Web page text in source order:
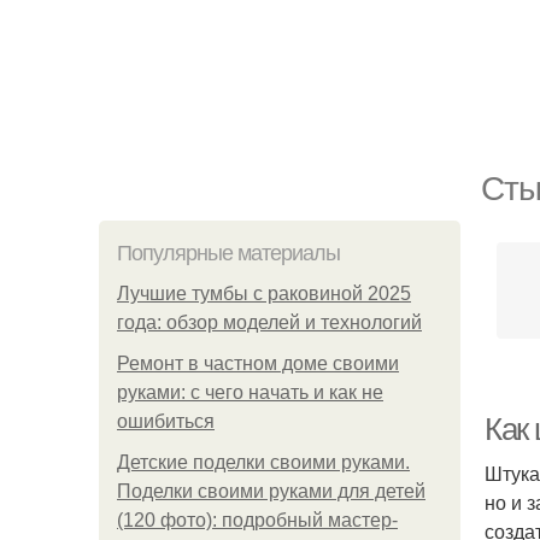
Популярные материалы
Лучшие тумбы с раковиной 2025
года: обзор моделей и технологий
Ремонт в частном доме своими
руками: с чего начать и как не
ошибиться
Детские поделки своими руками.
Поделки своими руками для детей
(120 фото): подробный мастер-
Как
но и